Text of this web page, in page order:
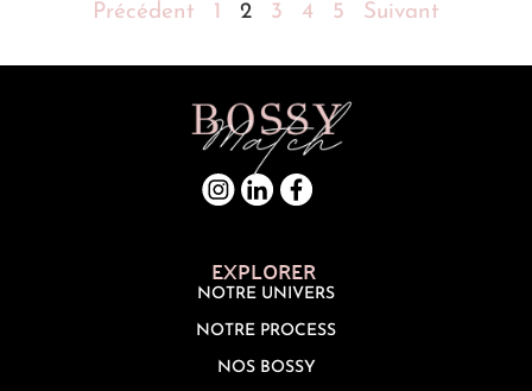
Précédent 1 2 3 4 5 Suivant
EXPLORER
NOTRE UNIVERS
NOTRE PROCESS
NOS BOSSY